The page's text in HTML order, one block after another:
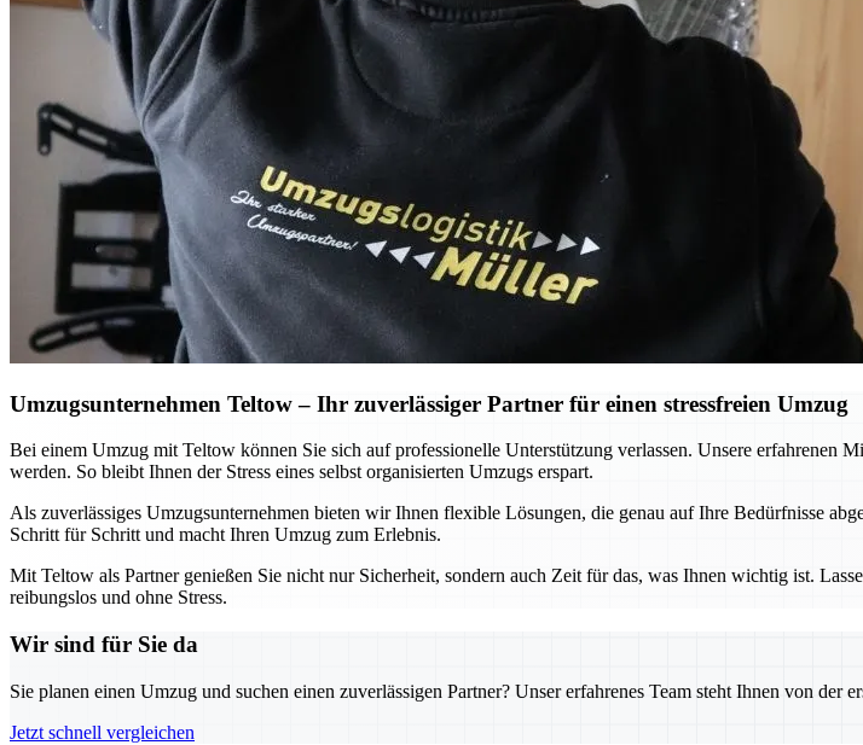
Umzugsunternehmen Teltow – Ihr zuverlässiger Partner für einen stressfreien Umzug
Bei einem Umzug mit Teltow können Sie sich auf professionelle Unterstützung verlassen. Unsere erfahrenen
werden. So bleibt Ihnen der Stress eines selbst organisierten Umzugs erspart.
Als zuverlässiges Umzugsunternehmen bieten wir Ihnen flexible Lösungen, die genau auf Ihre Bedürfnisse
Schritt für Schritt und macht Ihren Umzug zum Erlebnis.
Mit Teltow als Partner genießen Sie nicht nur Sicherheit, sondern auch Zeit für das, was Ihnen wichtig ist.
reibungslos und ohne Stress.
Wir sind für Sie da
Sie planen einen Umzug und suchen einen zuverlässigen Partner? Unser erfahrenes Team steht Ihnen von
Jetzt schnell vergleichen